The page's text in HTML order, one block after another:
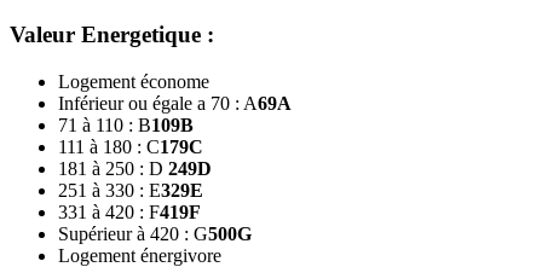
Valeur Energetique :
Logement économe
Inférieur ou égale a 70 : A69A
71 à 110 : B109B
111 à 180 : C179C
181 à 250 : D 249D
251 à 330 : E329E
331 à 420 : F419F
Supérieur à 420 : G500G
Logement énergivore